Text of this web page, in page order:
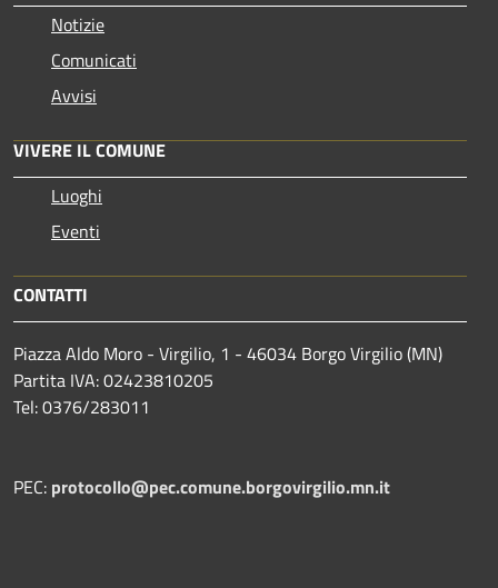
Notizie
Comunicati
Avvisi
VIVERE IL COMUNE
Luoghi
Eventi
CONTATTI
Piazza Aldo Moro - Virgilio, 1 - 46034 Borgo Virgilio (MN)
Partita IVA: 02423810205
Tel: 0376/283011
PEC: protocollo@pec.comune.borgovirgilio.mn.it